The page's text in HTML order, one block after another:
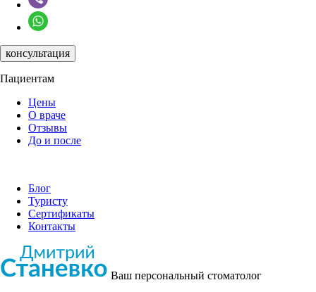
консультация
Пациентам
Цены
О враче
Отзывы
До и после
Блог
Туристу
Сертификаты
Контакты
Ваш персональный стоматолог